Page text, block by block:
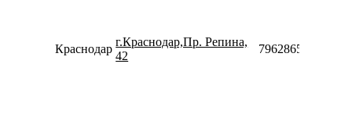
Краснодар
г.Краснодар,Пр. Репина,
42
79628658865